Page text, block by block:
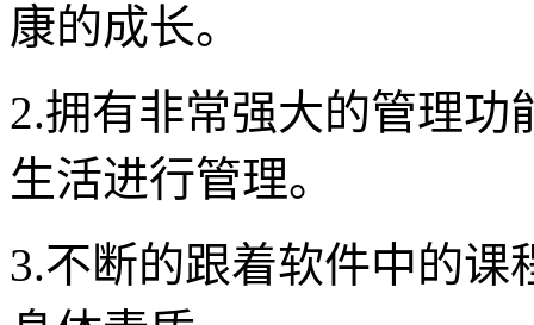
康的成长。
2.拥有非常强大的管理
生活进行管理。
3.不断的跟着软件中的